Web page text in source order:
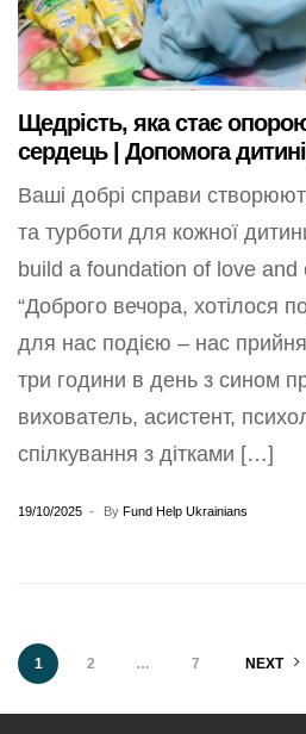
Щедрість, яка стає
сердець | Допомога
Ваші добрі справи
та турботи для кожної
build a foundation of love
“Доброго вечора, хотілося
для нас подією – нас
три години в день з сином
вихователь, асистент,
спілкування з дітками […]
19/10/2025 By Fund Help Ukrainians
1 2 … 7 NEXT